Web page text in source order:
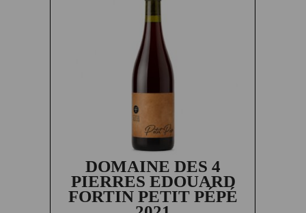
DOMAINE DES 4
PIERRES EDOUARD
FORTIN PETIT PÉPÉ